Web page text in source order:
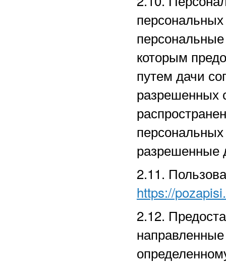
персональные
которым
путем дачи
разрешенных
разрешенные
2.11.
https://
2.12.